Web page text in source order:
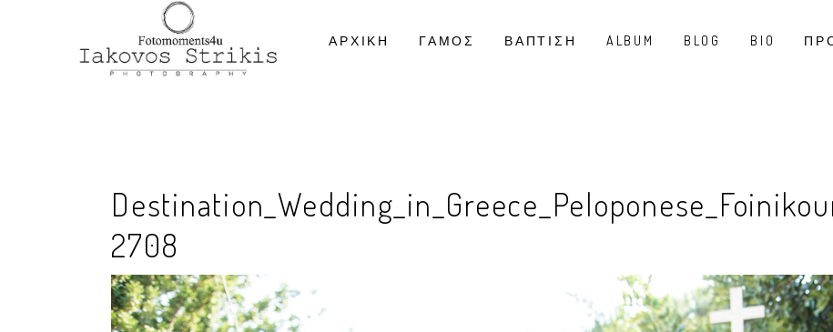
ΑΡΧΙΚΗ ΓΑΜΟΣ ΒΑΠΤΙΣΗ ALBUM BLOG BIO
2708